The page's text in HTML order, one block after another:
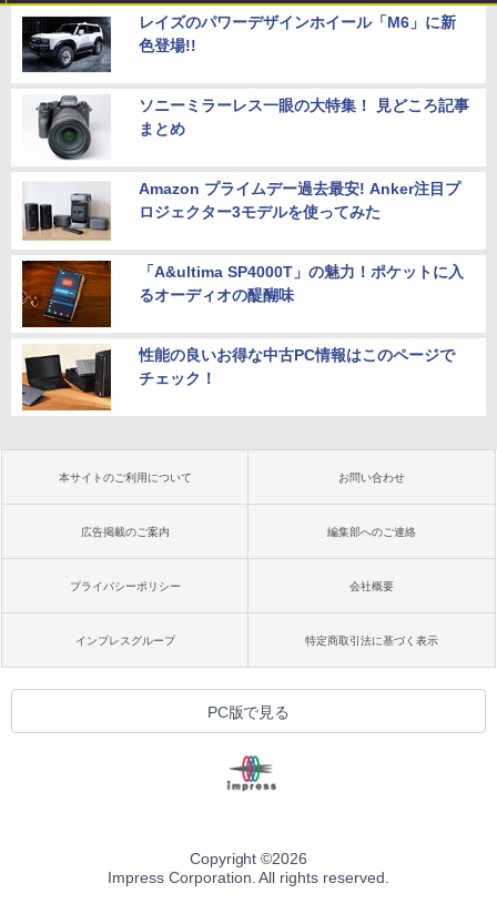
レイズのパワーデザインホイール「M6」に新
色登場!!
ソニーミラーレス一眼の大特集！ 見どころ記事
まとめ
Amazon プライムデー過去最安! Anker注目プ
ロジェクター3モデルを使ってみた
「A&ultima SP4000T」の魅力！ポケットに入
るオーディオの醍醐味
性能の良いお得な中古PC情報はこのページで
チェック！
本サイトのご利用について お問い合わせ
広告掲載のご案内 編集部へのご連絡
プライバシーポリシー 会社概要
インプレスグループ 特定商取引法に基づく表示
PC版で見る
Copyright ©2026
Impress Corporation. All rights reserved.